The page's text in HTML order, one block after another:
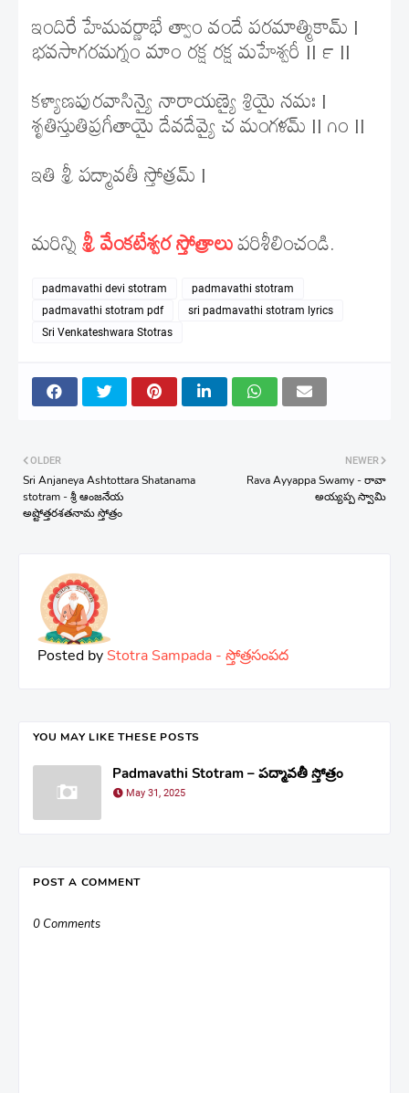
ఇందిరే హేమవర్ణాభే త్వాం వందే పరమాత్మికామ్ |
భవసాగరమగ్నం మాం రక్ష రక్ష మహేశ్వరీ || ౯ ||
కళ్యాణపురవాసిన్యై నారాయణ్యై శ్రియై నమః |
శృతిస్తుతిప్రగీతాయై దేవదేవ్యై చ మంగళమ్ || ౧౦ ||
ఇతి శ్రీ పద్మావతీ స్తోత్రమ్ |
మరిన్నిశ్రీ వేంకటేశ్వర స్తోత్రాలుపరిశీలించండి.
padmavathi devi stotram
padmavathi stotram
padmavathi stotram pdf
sri padmavathi stotram lyrics
Sri Venkateshwara Stotras
NEWER
Rava Ayyappa Swamy - రావా
అయ్యప్ప స్వామి
OLDER
Sri Anjaneya Ashtottara Shatanama
stotram - శ్రీ ఆంజనేయ
అష్టోత్తరశతనామ స్తోత్రం
Posted by Stotra Sampada - స్తోత్రసంపద
YOU MAY LIKE THESE POSTS
Padmavathi Stotram – పద్మావతీ స్తోత్రం
May 31, 2025
POST A COMMENT
0 Comments